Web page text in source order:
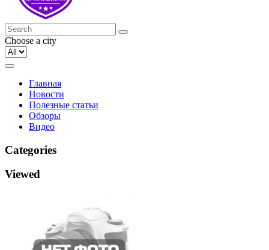
Choose a city
Главная
Новости
Полезные статьи
Обзоры
Видео
Categories
Viewed